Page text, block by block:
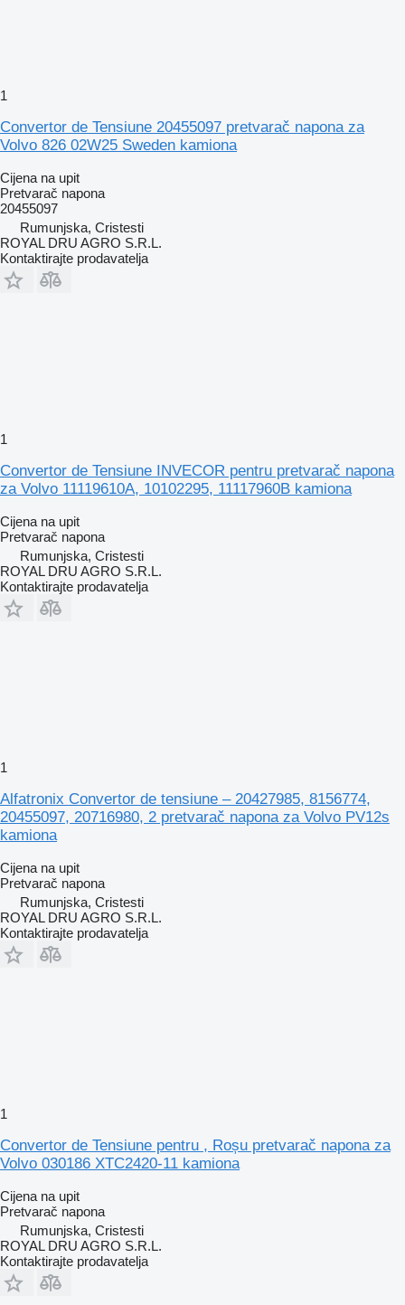
1
Convertor de Tensiune 20455097 pretvarač napona za
Volvo 826 02W25 Sweden kamiona
Cijena na upit
Pretvarač napona
20455097
Rumunjska, Cristesti
ROYAL DRU AGRO S.R.L.
Kontaktirajte prodavatelja
1
Convertor de Tensiune INVECOR pentru pretvarač napona
za Volvo 11119610A, 10102295, 11117960B kamiona
Cijena na upit
Pretvarač napona
Rumunjska, Cristesti
ROYAL DRU AGRO S.R.L.
Kontaktirajte prodavatelja
1
Alfatronix Convertor de tensiune – 20427985, 8156774,
20455097, 20716980, 2 pretvarač napona za Volvo PV12s
kamiona
Cijena na upit
Pretvarač napona
Rumunjska, Cristesti
ROYAL DRU AGRO S.R.L.
Kontaktirajte prodavatelja
1
Convertor de Tensiune pentru , Roșu pretvarač napona za
Volvo 030186 XTC2420-11 kamiona
Cijena na upit
Pretvarač napona
Rumunjska, Cristesti
ROYAL DRU AGRO S.R.L.
Kontaktirajte prodavatelja